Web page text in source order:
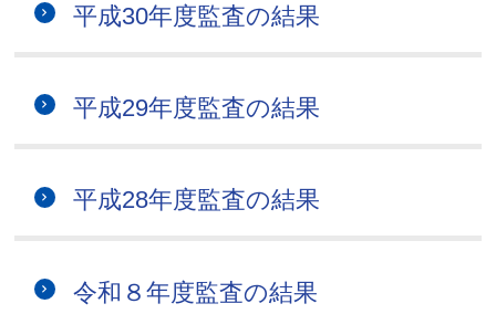
平成30年度監査の結果
平成29年度監査の結果
平成28年度監査の結果
令和８年度監査の結果